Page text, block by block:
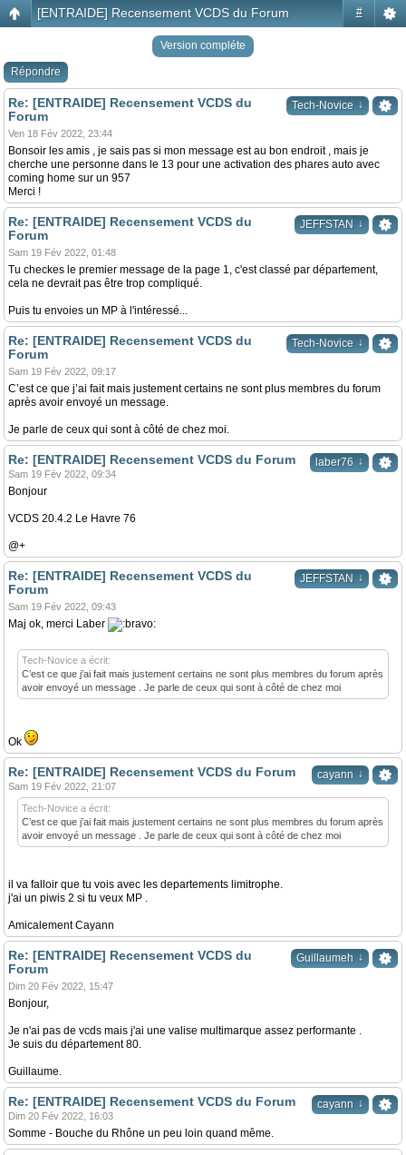
#
[ENTRAIDE] Recensement VCDS du Forum
Version compléte
Répondre
Tech-Novice ↓
Re: [ENTRAIDE] Recensement VCDS du
Forum
Ven 18 Fév 2022, 23:44
Bonsoir les amis , je sais pas si mon message est au bon endroit , mais je
cherche une personne dans le 13 pour une activation des phares auto avec
coming home sur un 957
Merci !
JEFFSTAN ↓
Re: [ENTRAIDE] Recensement VCDS du
Forum
Sam 19 Fév 2022, 01:48
Tu checkes le premier message de la page 1, c'est classé par département,
cela ne devrait pas être trop compliqué.
Puis tu envoies un MP à l'intéressé...
Tech-Novice ↓
Re: [ENTRAIDE] Recensement VCDS du
Forum
Sam 19 Fév 2022, 09:17
C’est ce que j’ai fait mais justement certains ne sont plus membres du forum
après avoir envoyé un message.
Je parle de ceux qui sont à côté de chez moi.
laber76 ↓
Re: [ENTRAIDE] Recensement VCDS du Forum
Sam 19 Fév 2022, 09:34
Bonjour
VCDS 20.4.2 Le Havre 76
@+
JEFFSTAN ↓
Re: [ENTRAIDE] Recensement VCDS du
Forum
Sam 19 Fév 2022, 09:43
Maj ok, merci Laber
Tech-Novice a écrit:
C’est ce que j’ai fait mais justement certains ne sont plus membres du forum après
avoir envoyé un message . Je parle de ceux qui sont à côté de chez moi
Ok
cayann ↓
Re: [ENTRAIDE] Recensement VCDS du Forum
Sam 19 Fév 2022, 21:07
Tech-Novice a écrit:
C’est ce que j’ai fait mais justement certains ne sont plus membres du forum après
avoir envoyé un message . Je parle de ceux qui sont à côté de chez moi
il va falloir que tu vois avec les departements limitrophe.
j'ai un piwis 2 si tu veux MP .
Amicalement Cayann
Guillaumeh ↓
Re: [ENTRAIDE] Recensement VCDS du
Forum
Dim 20 Fév 2022, 15:47
Bonjour,
Je n'ai pas de vcds mais j'ai une valise multimarque assez performante .
Je suis du département 80.
Guillaume.
cayann ↓
Re: [ENTRAIDE] Recensement VCDS du Forum
Dim 20 Fév 2022, 16:03
Somme - Bouche du Rhône un peu loin quand même.